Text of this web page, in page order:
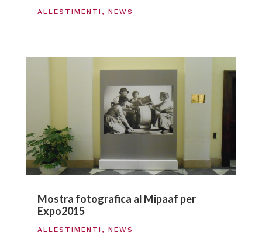
ALLESTIMENTI , NEWS
Mostra fotografica al Mipaaf per
Expo2015
ALLESTIMENTI , NEWS